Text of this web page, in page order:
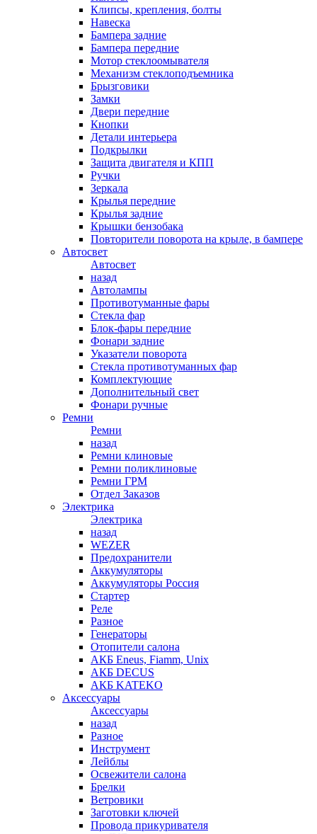
Клипсы, крепления, болты
Навеска
Бампера задние
Бампера передние
Мотор стеклоомывателя
Механизм стеклоподъемника
Брызговики
Замки
Двери передние
Кнопки
Детали интерьера
Подкрылки
Защита двигателя и КПП
Ручки
Зеркала
Крылья передние
Крылья задние
Крышки бензобака
Повторители поворота на крыле, в бампере
Автосвет
Автосвет
назад
Автолампы
Противотуманные фары
Стекла фар
Блок-фары передние
Фонари задние
Указатели поворота
Стекла противотуманных фар
Комплектующие
Дополнительный свет
Фонари ручные
Ремни
Ремни
назад
Ремни клиновые
Ремни поликлиновые
Ремни ГРМ
Отдел Заказов
Электрика
Электрика
назад
WEZER
Предохранители
Аккумуляторы
Аккумуляторы Россия
Стартер
Реле
Разное
Генераторы
Отопители салона
АКБ Eneus, Fiamm, Unix
АКБ DECUS
АКБ KATEKO
Аксессуары
Аксессуары
назад
Разное
Инструмент
Лейблы
Освежители салона
Брелки
Ветровики
Заготовки ключей
Провода прикуривателя